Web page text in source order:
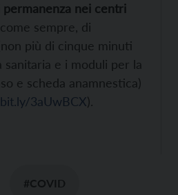
nei centri
sempre, di
più di cinque minuti
sanitaria e i moduli per la
e scheda anamnestica)
3aUwBCX).
#COVID